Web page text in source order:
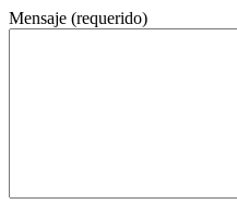
Mensaje (requerido)